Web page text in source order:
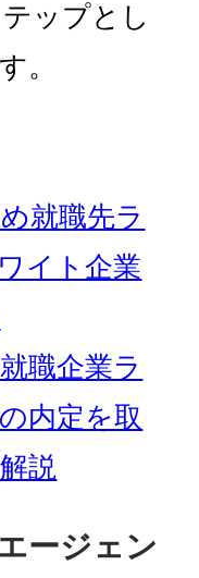
ップとし
。
就職先ラ
イト企業
職企業ラ
内定を取
説
ージェン